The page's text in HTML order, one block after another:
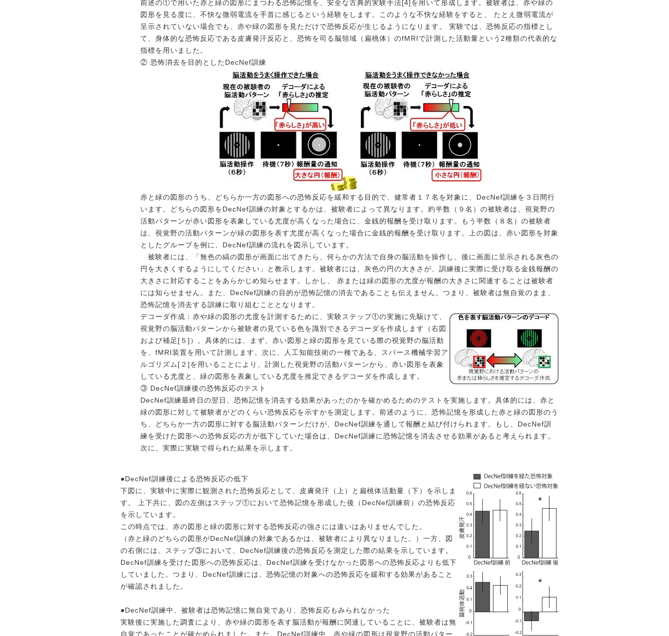
前述の①で用いた赤と緑の図形にまつわる恐怖記憶を、安全な古典的実験手法[4]を用いて形成します。被験者は、赤や緑の
図形を見る度に、不快な微弱電流を手首に感じるという経験をします。このような不快な経験をすると、 たとえ微弱電流が
呈示されていない場合でも、赤や緑の図形を見ただけで恐怖反応が生じるようになります。 実験では、恐怖反応の指標とし
て、身体的な恐怖反応である皮膚発汗反応と、恐怖を司る脳領域（扁桃体）のfMRIで計測した活動量という2種類の代表的な
指標を用いました。
② 恐怖消去を目的としたDecNef訓練
赤と緑の図形のうち、どちらか一方の図形への恐怖反応を緩和する目的で、健常者１７名を対象に、DecNef訓練を３日間行
います。どちらの図形をDecNef訓練の対象とするかは、被験者によって異なります。約半数（９名）の被験者は、視覚野の
活動パターンが赤い図形を表象している尤度が高くなった場合に、金銭的報酬を受け取ります。もう半数（８名）の被験者
は、視覚野の活動パターンが緑の図形を表す尤度が高くなった場合に金銭的報酬を受け取ります。上の図は、赤い図形を対象
としたグループを例に、DecNef訓練の流れを図示しています。
被験者には、「無色の縞の図形が画面に出てきたら、何らかの方法で自身の脳活動を操作し、後に画面に呈示される灰色の
円を大きくするようにしてください」と教示します。被験者には、灰色の円の大きさが、訓練後に実際に受け取る金銭報酬の
大きさに対応することをあらかじめ知らせます。しかし、 赤または緑の図形の尤度が報酬の大きさに関連することは被験者
には知らせません。また、DecNef訓練の目的が恐怖記憶の消去であることも伝えません。つまり、被験者は無自覚のまま、
恐怖記憶を消去する訓練に取り組むこととなります。
デコーダ作成：赤や緑の図形の尤度を計測するために、実験ステップ①の実施に先駆けて、
視覚野の脳活動パターンから被験者の見ている色を識別できるデコーダを作成します（右図
および補足[５]）。具体的には、まず、赤い図形と緑の図形を見ている際の視覚野の脳活動
を、fMRI装置を用いて計測します。次に、人工知能技術の一種である、スパース機械学習ア
ルゴリズム[２]を用いることにより、計測した視覚野の活動パターンから、赤い図形を表象
している尤度と、緑の図形を表象している尤度を推定できるデコーダを作成します。
③ DecNef訓練後の恐怖反応のテスト
DecNef訓練最終日の翌日、恐怖記憶を消去する効果があったのかを確かめるためのテストを実施します。具体的には、赤と
緑の図形に対して被験者がどのくらい恐怖反応を示すかを測定します。前述のように、恐怖記憶を形成した赤と緑の図形のう
ち、どちらか一方の図形に対する脳活動パターンだけが、DecNef訓練を通して報酬と結び付けられます。もし、DecNef訓
練を受けた図形への恐怖反応の方が低下していた場合は、DecNef訓練に恐怖記憶を消去させる効果があると考えられます。
次に、実際に実験で得られた結果を示します。
●DecNef訓練後による恐怖反応の低下
下図に、実験中に実際に観測された恐怖反応として、皮膚発汗（上）と扁桃体活動量（下）を示しま
す。 上下共に、図の左側はステップ①において恐怖記憶を形成した後（DecNef訓練前）の恐怖反応
を示しています。
この時点では、赤の図形と緑の図形に対する恐怖反応の強さには違いはありませんでした。
（赤と緑のどちらの図形がDecNef訓練の対象であるかは、被験者により異なりました。）一方、図
の右側には、ステップ③において、DecNef訓練後の恐怖反応を測定した際の結果を示しています。
DecNef訓練を受けた図形への恐怖反応は、DecNef訓練を受けなかった図形への恐怖反応よりも低下
していました。つまり、DecNef訓練には、恐怖記憶の対象への恐怖反応を緩和する効果があること
が確認されました。
●DecNef訓練中、被験者は恐怖記憶に無自覚であり、恐怖反応もみられなかった
実験後に実施した調査により、赤や緑の図形を表す脳活動が報酬に関連していることに、被験者は無
自覚であったことが確かめられました。また、DecNef訓練中、赤や緑の図形は視覚野の活動パター